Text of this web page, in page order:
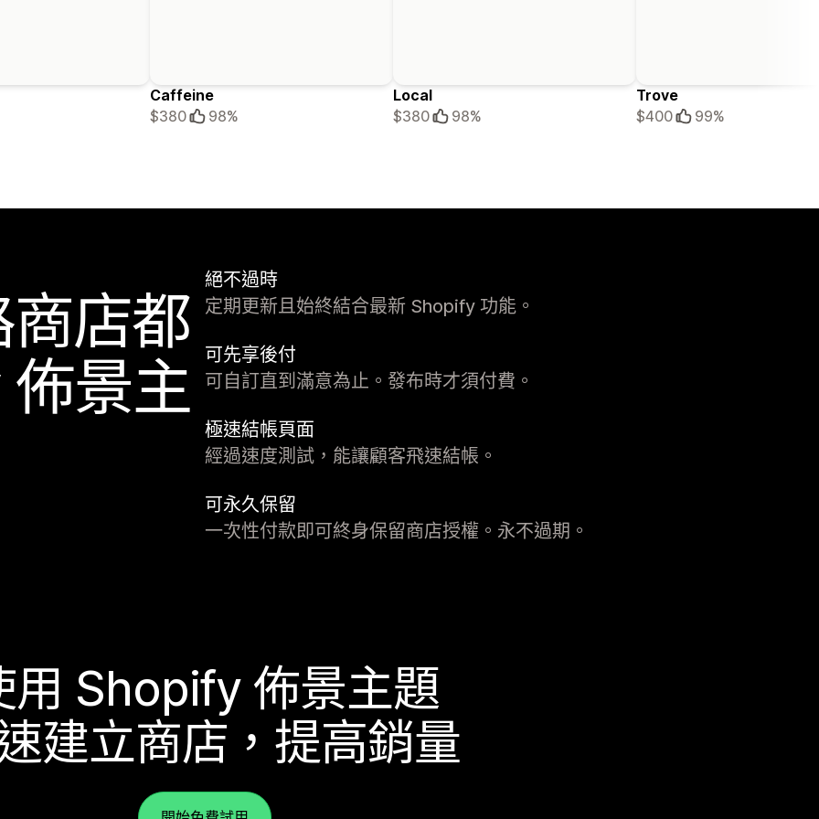
Caffeine
$380
98%
Local
$380
98%
Trove
$400
99%
店都
景主
絕不過時
定期更新且始終結合最新 Shopify 功能。
可先享後付
可自訂直到滿意為止。發布時才須付費。
極速結帳頁面
經過速度測試，能讓顧客飛速結帳。
可永久保留
一次性付款即可終身保留商店授權。永不過期。
用 Shopify 佈景主題
建立商店，提高銷量